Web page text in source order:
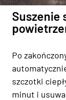
Suszenie
Po
szczotki
minut i